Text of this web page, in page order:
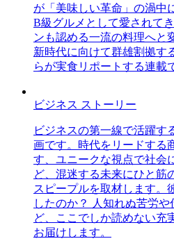
が「美味しい革命」の渦中
B級グルメとして愛されて
ンも認める一流の料理へと
新時代に向けて群雄割拠す
らが実食リポートする連載
ビジネス ストーリー
ビジネスの第一線で活躍す
画です。時代をリードする
す、ユニークな視点で社会
ど、混迷する未来にひと筋
スピープルを取材します。
したのか？ 人知れぬ苦労
ど、ここでしか読めない充
お届けします。